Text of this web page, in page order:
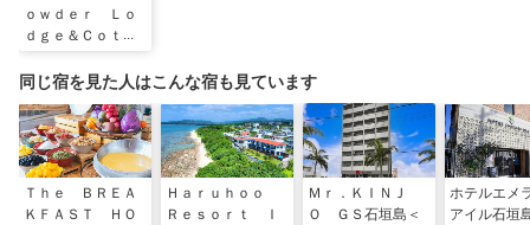
ｏｗｄｅｒ Ｌｏ
ｄｇｅ＆Ｃｏｔｔ
ダーロッジ＆コテ
同じ宿を見た人はこんな宿も見ています
Ｔｈｅ ＢＲＥＡ
ＫＦＡＳＴ ＨＯ
Ｈａｒｕｈｏｏ
Ｒｅｓｏｒｔ Ｉ
Ｍｒ．ＫＩＮＪ
Ｏ ＧＳ石垣島＜
ホテルエメ
アイル石